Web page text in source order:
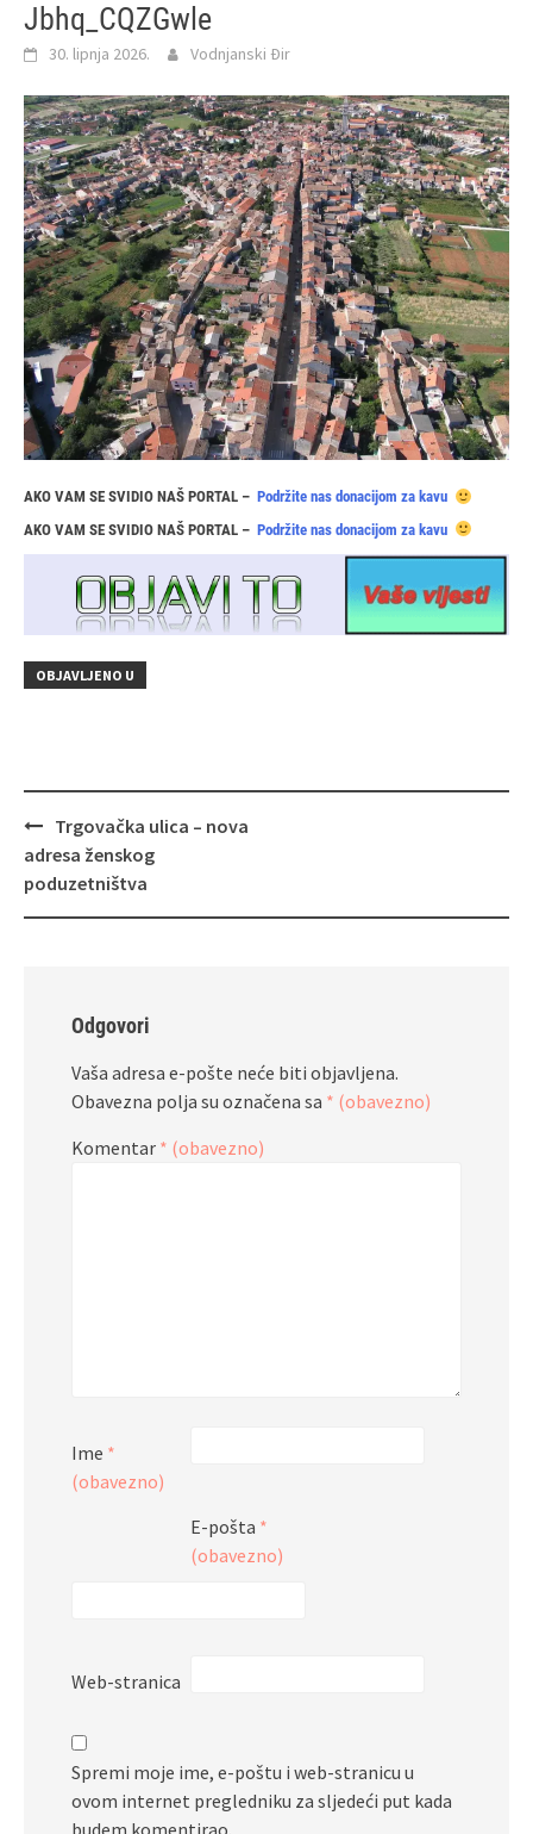
Jbhq_CQZGwle
30. lipnja 2026. Vodnjanski Đir
AKO VAM SE SVIDIO NAŠ PORTAL – Podržite nas donacijom za kavu
AKO VAM SE SVIDIO NAŠ PORTAL – Podržite nas donacijom za kavu
OBJAVLJENO U
Navigacija
objava
Trgovačka ulica – nova
adresa ženskog
poduzetništva
Odgovori
Vaša adresa e-pošte neće biti objavljena.
Obavezna polja su označena sa * (obavezno)
Komentar * (obavezno)
Ime *
(obavezno)
E-pošta *
(obavezno)
Web-stranica
Spremi moje ime, e-poštu i web-stranicu u
ovom internet pregledniku za sljedeći put kada